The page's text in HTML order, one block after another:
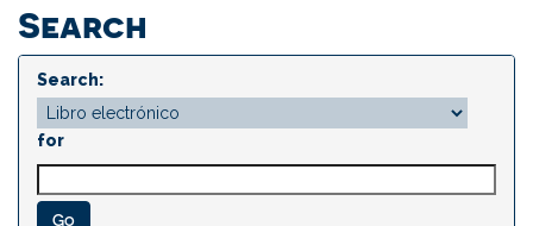
Search
Search:
for